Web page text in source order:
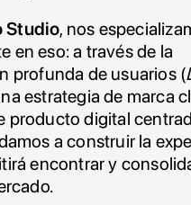
Studio, nos
en eso: a través de la
profunda de usuarios (
estrategia de marca
producto digital
a construir la
encontrar y